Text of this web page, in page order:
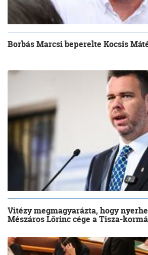
Borbás Marcsi beperelte Kocsis
Vitézy megmagyarázta, hogy
Mészáros Lőrinc cége a Tisza-